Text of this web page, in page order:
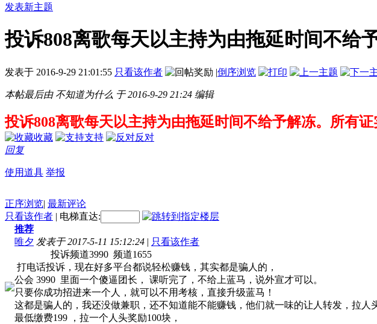
发表新主题
投诉808离歌每天以主持为由拖延时间不给予
发表于 2016-9-29 21:01:55 只看该作者 |倒序浏览
本帖最后由 不知道为什么 于 2016-9-29 21:24 编辑
投诉808离歌每天以主持为由拖延时间不给予解冻。所有
收藏 支持
反对
回复
使用道具 举报
正序浏览| 最新评论
只看该作者 | 电梯直达:
推荐
唯夕 发表于 2017-5-11 15:12:24 | 只看该作者
投诉频道3990 频道1655
打电话投诉，现在好多平台都说轻松赚钱，其实都是骗人的，
公会 3990 里面一个傻逼团长， 课听完了，不给上蓝马，说外宣才可以。
只要你成功招进来一个人，就可以不用考核，直接升级蓝马！
这都是骗人的，我还没做兼职，还不知道能不能赚钱，他们就一味的让人转发，拉人
最低缴费199 ，拉一个人头奖励100块，